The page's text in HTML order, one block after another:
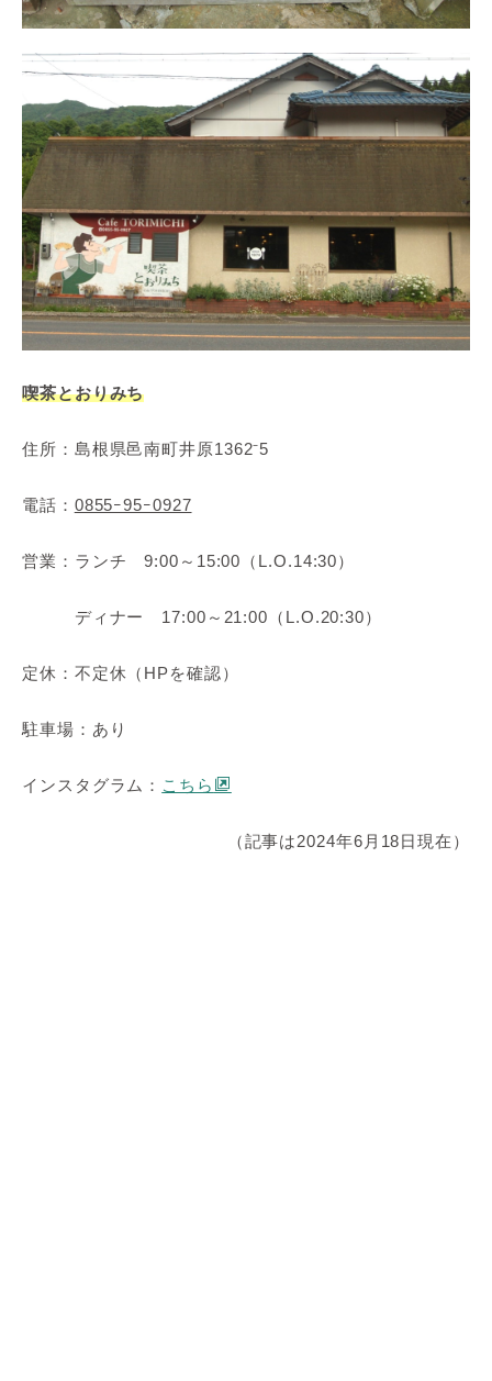
喫茶とおりみち
住所：島根県邑南町井原1362⁻5
電話： 0855ｰ95ｰ0927
営業：ランチ 9:00～15:00（L.O.14:30）
ディナー 17:00～21:00（L.O.20:30）
定休：不定休（HPを確認）
駐車場：あり
インスタグラム： こちら
（記事は2024年6月18日現在）